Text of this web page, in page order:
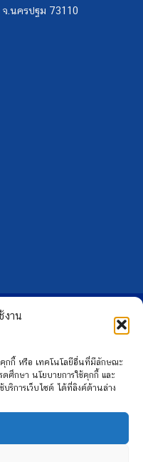
งาน
คุกกี้ หรือ เทคโนโลยีอื่นที่มีลักษณะ
ดศึกษา นโยบายการใช้คุกกี้ และ
ริการเว็บไซต์ ได้ที่ลิงค์ด้านล่าง
.นครปฐม 73110
Auto Gas